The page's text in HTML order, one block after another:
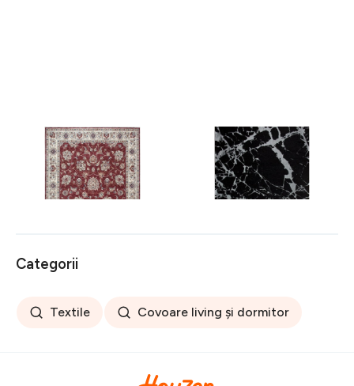
Covor rezistent Eko, ALT
05 - Red, Ivory, 100%
poliester, 80 x 150 cm
256 lei
Covor rezistent SM 21 -
Black, Silver XW, 80x300
441 lei
Categorii
Textile Covoare living și dormitor